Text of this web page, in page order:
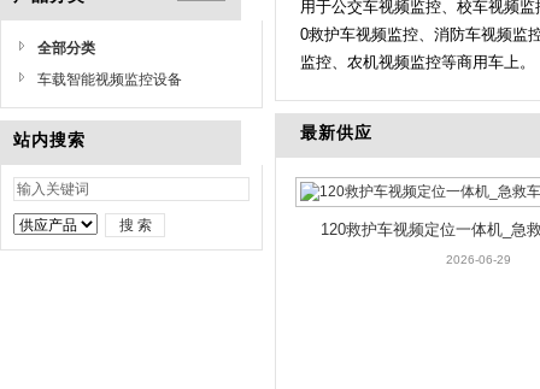
全部分类
车载智能视频监控设备
站内搜索
用于公交车视频监控、校车视频
0救护车视频监控、消防车视频监
监控、农机视频监控等商用车上
最新供应
120救护车视频定位一体机_急
频终端
2026-06-29